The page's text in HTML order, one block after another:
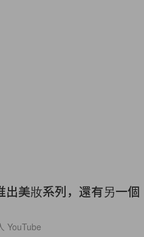
美妝系列，還有另一個
YouTube